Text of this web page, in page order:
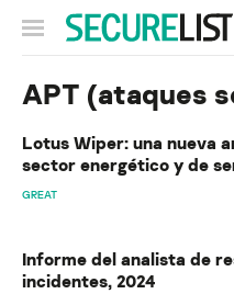
APT (ataques
Lotus Wiper: una nueva
sector energético y de
GREAT
Informe del analista de
incidentes, 2024